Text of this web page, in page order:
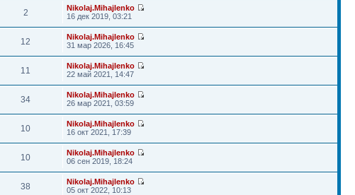
2
Nikolaj.Mihajlenko
16 дек 2019, 03:21
12
Nikolaj.Mihajlenko
31 мар 2026, 16:45
11
Nikolaj.Mihajlenko
22 май 2021, 14:47
34
Nikolaj.Mihajlenko
26 мар 2021, 03:59
10
Nikolaj.Mihajlenko
16 окт 2021, 17:39
10
Nikolaj.Mihajlenko
06 сен 2019, 18:24
38
Nikolaj.Mihajlenko
05 окт 2022, 10:13